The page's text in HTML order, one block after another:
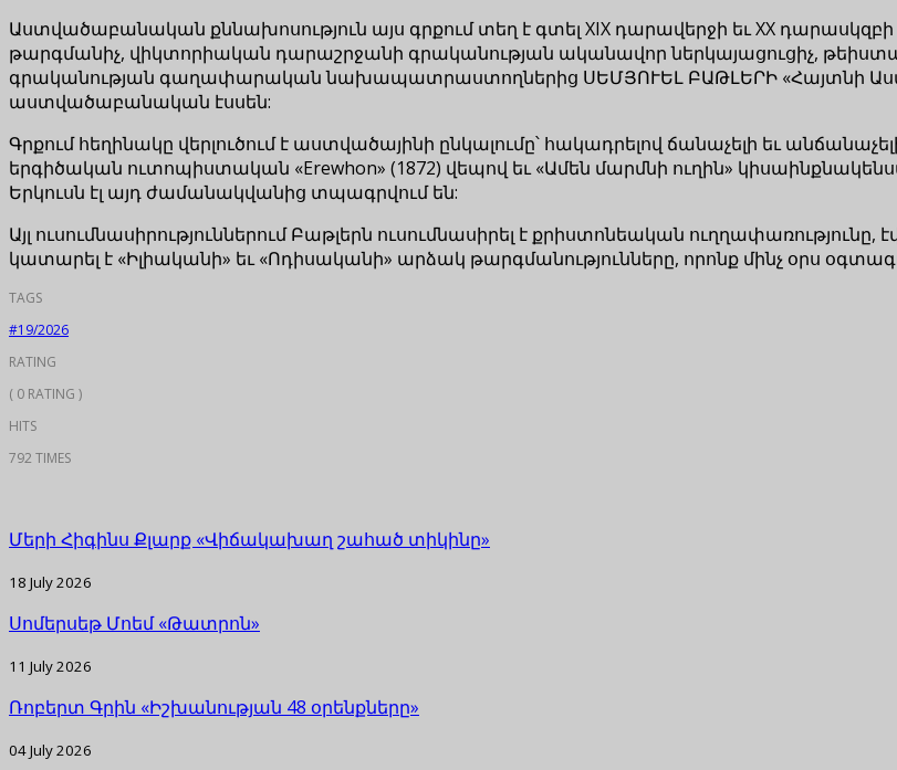
Աստվածաբանական քննախոսություն այս գրքում տեղ է գտել XIX դարավերջի եւ XX
թարգմանիչ, վիկտորիական դարաշրջանի գրականության ականավոր ներկայացուցիչ,
գրականության գաղափարական նախապատրաստողներից ՍԵՄՅՈՒԵԼ ԲԱԹԼԵՐԻ «Հայտնի
աստվածաբանական էսսեն:
Գրքում հեղինակը վերլուծում է աստվածայինի ընկալումը՝ հակադրելով ճանաչելի եւ
երգիծական ուտոպիստական «Erewhon» (1872) վեպով եւ «Ամեն մարմնի ուղին»
Երկուսն էլ այդ ժամանակվանից տպագրվում են:
Այլ ուսումնասիրություններում Բաթլերն ուսումնասիրել է քրիստոնեական
կատարել է «Իլիականի» եւ «Ոդիսականի» արձակ թարգմանությունները, որոնք մինչ օրս
TAGS
#19/2026
RATING
( 0 RATING )
HITS
792 TIMES
Մերի Հիգինս Քլարք «Վիճակախաղ շահած տիկինը»
18 July 2026
Սոմերսեթ Մոեմ «Թատրոն»
11 July 2026
Ռոբերտ Գրին «Իշխանության 48 օրենքները»
04 July 2026